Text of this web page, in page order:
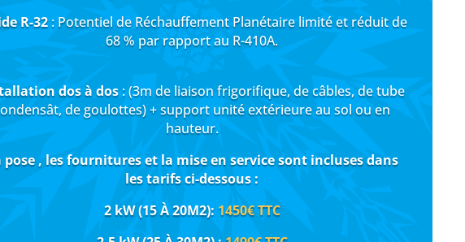
R-32: Potentiel de Réchauffement Planétaire limité et réduit de
68 % par rapport au R-410A.
dos à dos : (3m de liaison frigorifique, de câbles, de tube
de goulottes) + support unité extérieure au sol ou en
hauteur.
pose , les fournitures et la mise en service sont incluses dans
les tarifs ci-dessous :
2 kW (15 À 20M2): 1450€TTC